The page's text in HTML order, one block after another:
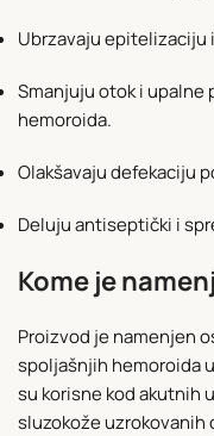
Ubrzavaju epitelizaciju
Smanjuju otok i
hemoroida.
Olakšavaju defekaciju
Deluju antiseptički i
Kome je
Proizvod je namenjen
spoljašnjih hemoroida
su korisne kod akutnih
sluzokože uzrokovanih